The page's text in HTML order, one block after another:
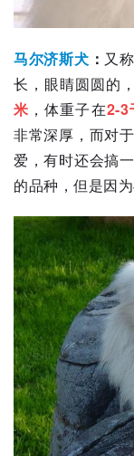
马尔济斯犬 ： 又称
长，眼睛圆圆的
米 ，体重子在2-3
非常深厚，而对
爱，有时还会搞
的品种，但是因